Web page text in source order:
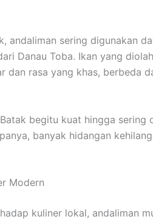
andaliman sering digunakan
Danau Toba. Ikan yang
dan rasa yang khas, berbeda
begitu kuat hingga sering
banyak hidangan
Modern
kuliner lokal, andaliman